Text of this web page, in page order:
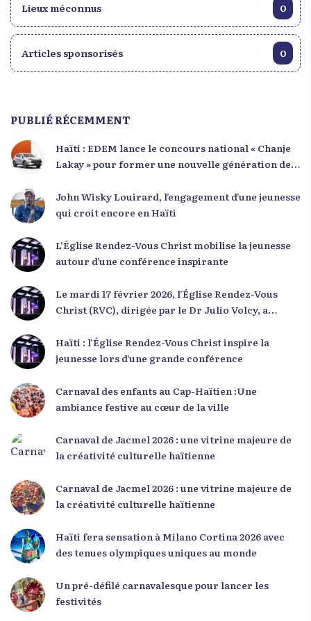
Lieux méconnus 0
Articles sponsorisés 0
PUBLIÉ RÉCEMMENT
Haïti : EDEM lance le concours national « Chanje
Lakay » pour former une nouvelle génération de
John Wisky Louirard, l’engagement d’une jeunesse
qui croit encore en Haïti
L’Église Rendez-Vous Christ mobilise la jeunesse
autour d’une conférence inspirante
Le mardi 17 février 2026, l’Église Rendez-Vous
Christ (RVC), dirigée par le Dr Julio Volcy, a
dans ses locaux à Delmas 75 pour une conférence
placée sous le thème « Menm Ou Menm Tou ».
occasion unique de se rencontrer, d’échanger et
d’écouter des interventions motivantes centrées
citoyen. Des messages forts pour la jeunesse Lors
de sa première intervention, intitulée « Jenès la
croire en leur potentiel et à rejeter toute forme
de fatalisme. Il a particulièrement insisté sur
pouvons pas résoudre un problème avec la
mentalité qui l’a créé. » Il a encouragé la jeunesse
sur la discipline, l’excellence et la responsabilité.
Le révérend a également rappelé que la jeunesse
Haïti : l’Église Rendez-Vous Christ inspire la
jeunesse lors d’une grande conférence
Carnaval des enfants au Cap-Haïtien :Une
ambiance festive au cœur de la ville
Carnaval de Jacmel 2026 : une vitrine majeure de
la créativité culturelle haïtienne
Carnaval de Jacmel 2026 : une vitrine majeure de
la créativité culturelle haïtienne
Haïti fera sensation à Milano Cortina 2026 avec
des tenues olympiques uniques au monde
Un pré-défilé carnavalesque pour lancer les
festivités